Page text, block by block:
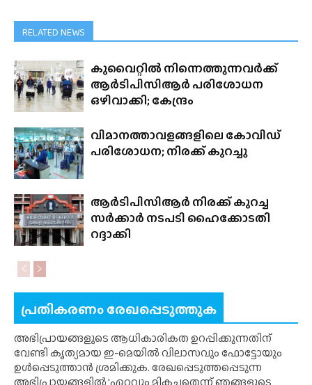
RELATED NEWS
കുവൈറ്റിൽ നിന്നെത്തുന്നവർക്ക്
ആർടിപിസിആർ പരിശോധന
ഒഴിവാക്കി; കേന്ദ്രം
വിമാനത്താവളങ്ങളിലെ കോവിഡ്
പരിശോധന; നിരക്ക് കുറച്ചു
ആർടിപിസിആർ നിരക്ക് കുറച്ച
സർക്കാർ നടപടി ഹൈക്കോടതി
റദ്ദാക്കി
പ്രതികരണം രേഖപ്പെടുത്തുക
അഭിപ്രായങ്ങളുടെ ആധികാരികത ഉറപ്പിക്കുന്നതിന്
വേണ്ടി കൃത്യമായ ഇ-മെയിൽ വിലാസവും ഫോട്ടോയും
ഉൾപ്പെടുത്താൻ ശ്രമിക്കുക. രേഖപ്പെടുത്തപ്പെടുന്ന